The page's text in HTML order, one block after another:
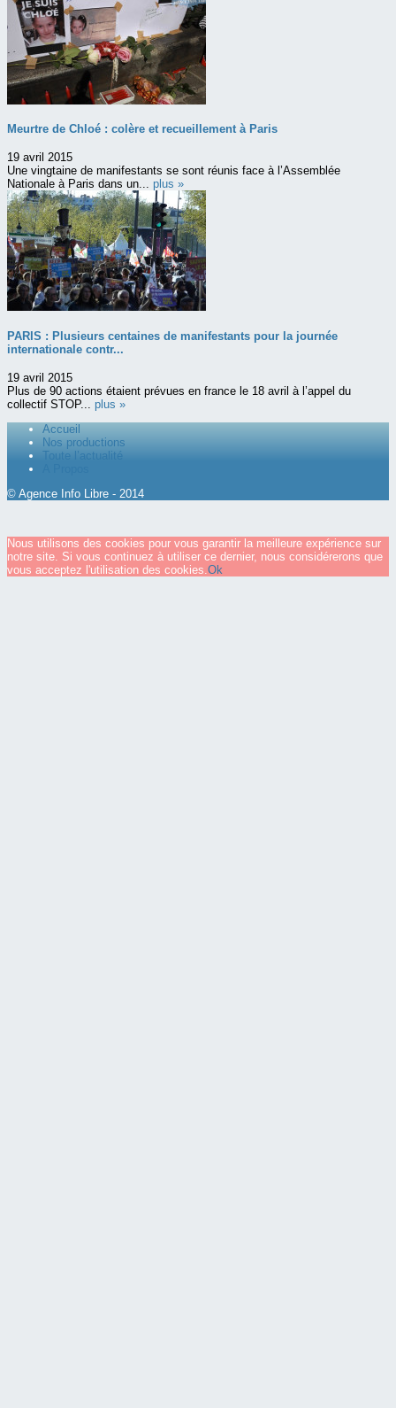
Meurtre de Chloé : colère et recueillement à Paris
19 avril 2015
Une vingtaine de manifestants se sont réunis face à l’Assemblée
Nationale à Paris dans un... plus »
PARIS : Plusieurs centaines de manifestants pour la journée
internationale contr...
19 avril 2015
Plus de 90 actions étaient prévues en france le 18 avril à l’appel du
collectif STOP... plus »
Accueil
Nos productions
Toute l’actualité
© Agence Info Libre - 2014
Nous utilisons des cookies pour vous garantir la meilleure expérience sur
notre site. Si vous continuez à utiliser ce dernier, nous considérerons que
vous acceptez l'utilisation des cookies.Ok